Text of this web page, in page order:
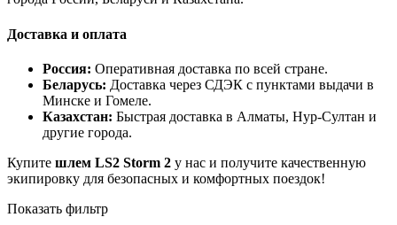
Доставка и оплата
Россия: Оперативная доставка по всей стране.
Беларусь: Доставка через СДЭК с пунктами выдачи в
Минске и Гомеле.
Казахстан: Быстрая доставка в Алматы, Нур-Султан и
другие города.
Купите шлем LS2 Storm 2 у нас и получите качественную
экипировку для безопасных и комфортных поездок!
Показать фильтр